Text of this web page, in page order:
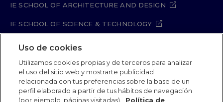
IE SCHOOL OF ARCHITECTURE AND DESIGN
IE SCHOOL OF SCIENCE & TECHNOLOGY
IE SCHOOL OF ARTS & HUMANITIES
Legal Notice Privacy Policy
Cookie Policy
Security Policy
Student Academic Standards
Uso de cookies
Utilizamos cookies propias y de terceros para analizar
el uso del sitio web y mostrarte publicidad
relacionada con tus preferencias sobre la base de un
perfil elaborado a partir de tus hábitos de navegación
(por ejemplo, páginas visitadas).
Política de